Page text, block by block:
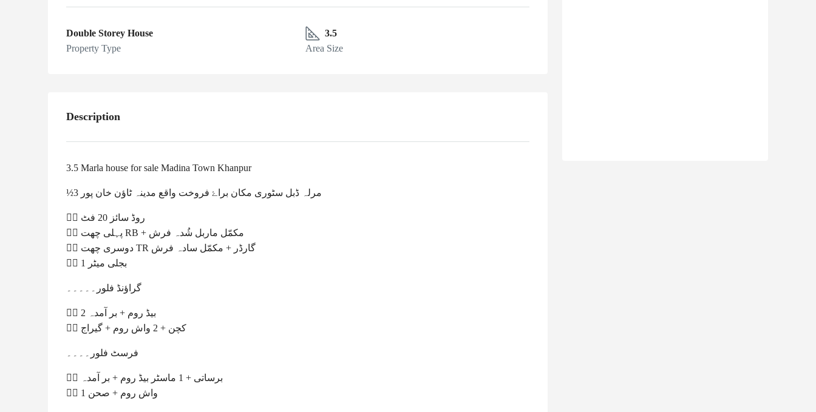
Double Storey House
Property Type
3.5
Area Size
Description
3.5 Marla house for sale Madina Town Khanpur
½3 مرلہ ڈبل سٹوری مکان براۓ فروخت واقع مدینہ ٹاؤن خان پور
👈🏻 روڈ سائز 20 فٹ
👈🏻 پہلی چھت RB + مکمّل ماربل شُدہ فرش
👈🏻 دوسری چھت TR گارڈر + مکمّل سادہ فرش
👈🏻 1 بجلی میٹر
گراؤنڈ فلور۔۔۔۔۔
👈🏻 2 بیڈ روم + بر آمدہ
👈🏻 کچن + 2 واش روم + گیراج
فرسٹ فلور۔۔۔۔
👈🏻 برساتی + 1 ماسٹر بیڈ روم + بر آمدہ
👈🏻 1 واش روم + صحن